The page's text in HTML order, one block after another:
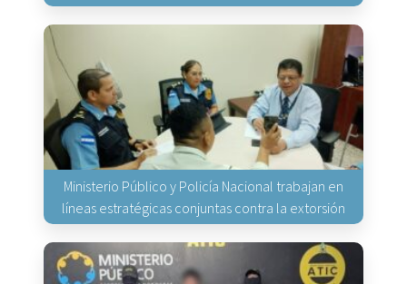
Ministerio Público y Policía Nacional trabajan en
líneas estratégicas conjuntas contra la extorsión